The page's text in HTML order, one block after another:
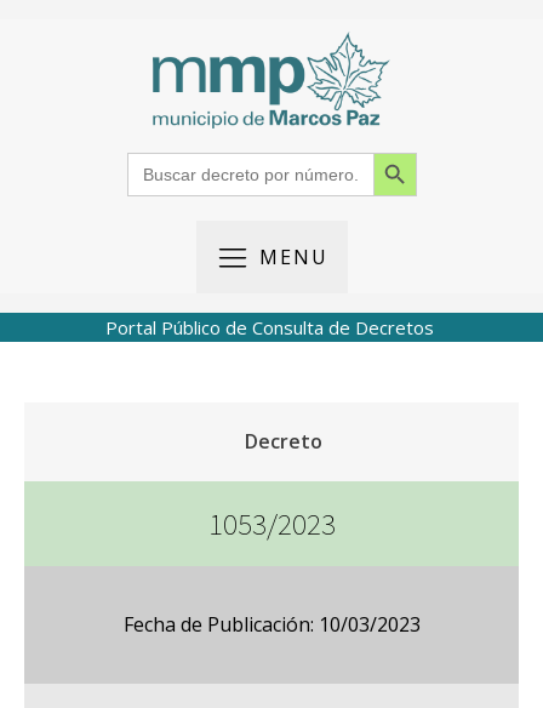
Search
for:
Search Button
MENU
Portal Público de Consulta de Decretos
Decreto
1053/2023
Fecha de Publicación: 10/03/2023